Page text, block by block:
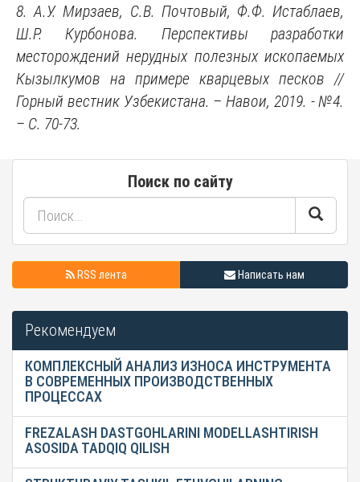
8. А.У. Мирзаев, С.В. Почтовый, Ф.Ф. Истаблаев,
Ш.Р. Курбонова. Перспективы разработки
месторождений нерудных полезных ископаемых
Кызылкумов на примере кварцевых песков //
Горный вестник Узбекистана. – Навои, 2019. - №4.
– С. 70-73.
Поиск по сайту
RSS лента Написать нам
Рекомендуем
КОМПЛЕКСНЫЙ АНАЛИЗ ИЗНОСА ИНСТРУМЕНТА
В СОВРЕМЕННЫХ ПРОИЗВОДСТВЕННЫХ
ПРОЦЕССАХ
FREZALASH DASTGOHLARINI MODELLASHTIRISH
ASOSIDA TADQIQ QILISH